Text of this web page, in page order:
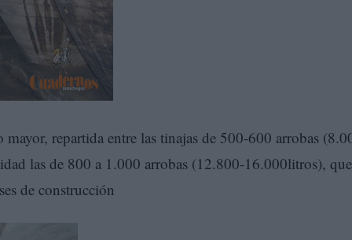
repartida entre las tinajas de 500-600 arrobas
las de 800 a 1.000 arrobas (12.800-16.000litros), que
de construcción